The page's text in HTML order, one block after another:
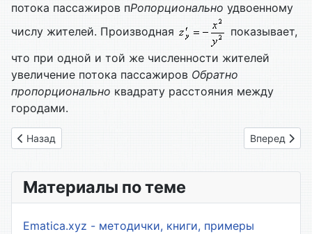
потока пассажиров пРопорционально удвоенному
числу жителей. Производная
показывает,
что при одной и той же численности жителей
увеличение потока пассажиров Обратно
пропорционально квадрату расстояния между
городами.
Предыдущий: Глава 63. Предел и непрерывность
Назад Следующий:
Вперед
Материалы по теме
Ematica.xyz - методички, книги, примеры